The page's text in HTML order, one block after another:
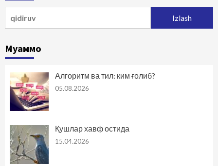
Муаммо
Алгоритм ва тил: ким ғолиб?
05.08.2026
Қушлар хавф остида
15.04.2026